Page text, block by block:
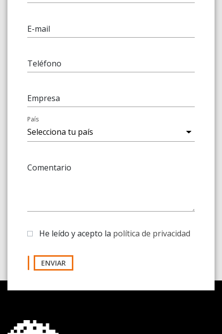
E-mail
Teléfono
Empresa
País
Comentario
He leído y acepto la política de privacidad
ENVIAR